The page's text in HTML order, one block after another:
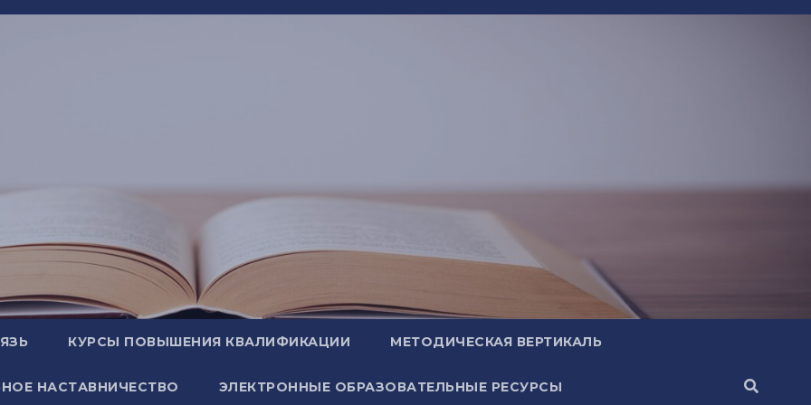
КУРСЫ ПОВЫШЕНИЯ КВАЛИФИКАЦИИ МЕТОДИЧЕСКАЯ ВЕРТИКАЛЬ
НАСТАВНИЧЕСТВО ЭЛЕКТРОННЫЕ ОБРАЗОВАТЕЛЬНЫЕ РЕСУРСЫ